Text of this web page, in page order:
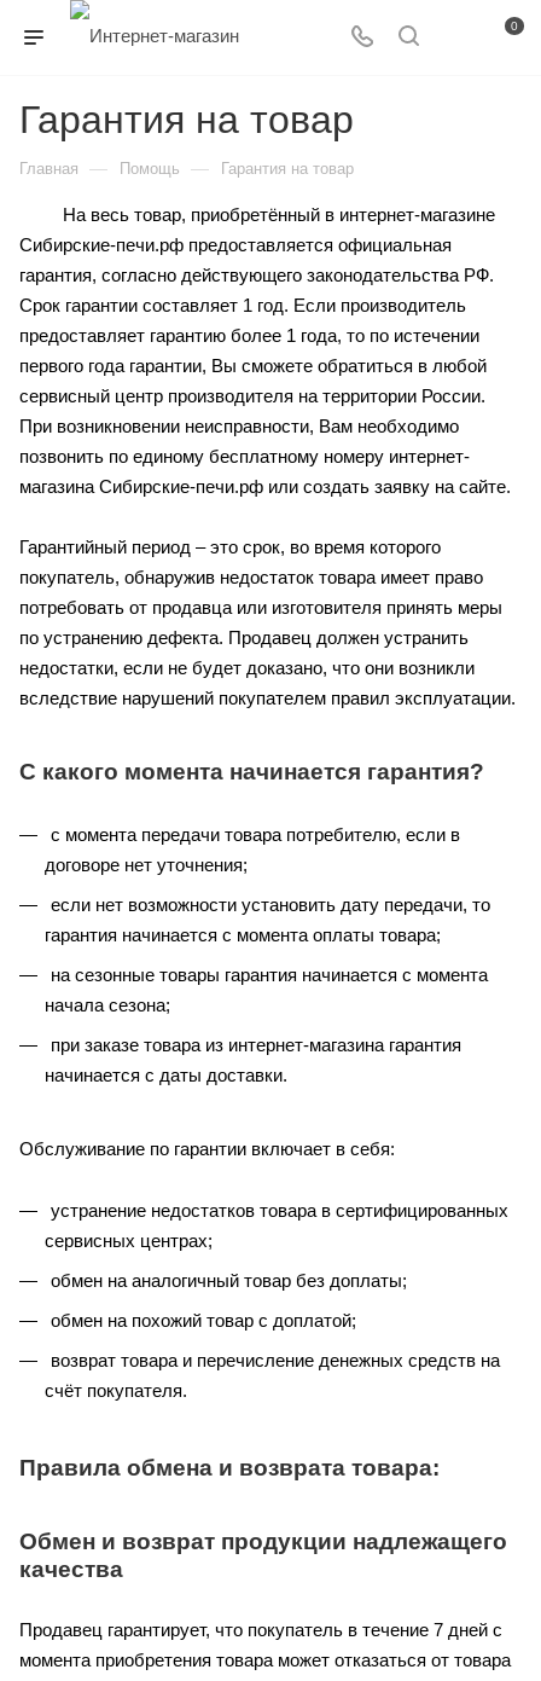
0
Гарантия на товар
Главная — Помощь — Гарантия на товар
На весь товар, приобретённый в интернет-магазине
Сибирские-печи.рф предоставляется официальная
гарантия, согласно действующего законодательства РФ.
Срок гарантии составляет 1 год. Если производитель
предоставляет гарантию более 1 года, то по истечении
первого года гарантии, Вы сможете обратиться в любой
сервисный центр производителя на территории России.
При возникновении неисправности, Вам необходимо
позвонить по единому бесплатному номеру интернет-
магазина Сибирские-печи.рф или создать заявку на сайте.
Гарантийный период – это срок, во время которого
покупатель, обнаружив недостаток товара имеет право
потребовать от продавца или изготовителя принять меры
по устранению дефекта. Продавец должен устранить
недостатки, если не будет доказано, что они возникли
вследствие нарушений покупателем правил эксплуатации.
С какого момента начинается гарантия?
с момента передачи товара потребителю, если в
договоре нет уточнения;
если нет возможности установить дату передачи, то
гарантия начинается с момента оплаты товара;
на сезонные товары гарантия начинается с момента
начала сезона;
при заказе товара из интернет-магазина гарантия
начинается с даты доставки.
Обслуживание по гарантии включает в себя:
устранение недостатков товара в сертифицированных
сервисных центрах;
обмен на аналогичный товар без доплаты;
обмен на похожий товар с доплатой;
возврат товара и перечисление денежных средств на
счёт покупателя.
Правила обмена и возврата товара:
Обмен и возврат продукции надлежащего
качества
Продавец гарантирует, что покупатель в течение 7 дней с
момента приобретения товара может отказаться от товара